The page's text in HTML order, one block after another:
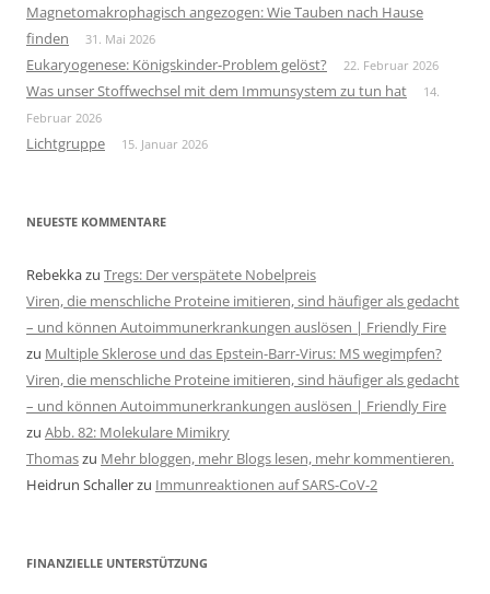
Magnetomakrophagisch angezogen: Wie Tauben nach Hause
finden
31. Mai 2026
Eukaryogenese: Königskinder-Problem gelöst? 22. Februar 2026
Was unser Stoffwechsel mit dem Immunsystem zu tun hat
14.
Februar 2026
Lichtgruppe 15. Januar 2026
NEUESTE KOMMENTARE
Rebekkazu Tregs: Der verspätete Nobelpreis
Viren, die menschliche Proteine imitieren, sind häufiger als gedacht
– und können Autoimmunerkrankungen auslösen | Friendly Fire
zu Multiple Sklerose und das Epstein-Barr-Virus: MS wegimpfen?
Viren, die menschliche Proteine imitieren, sind häufiger als gedacht
– und können Autoimmunerkrankungen auslösen | Friendly Fire
zu Abb. 82: Molekulare Mimikry
Thomaszu Mehr bloggen, mehr Blogs lesen, mehr kommentieren.
Heidrun Schallerzu Immunreaktionen auf SARS-CoV-2
FINANZIELLE UNTERSTÜTZUNG